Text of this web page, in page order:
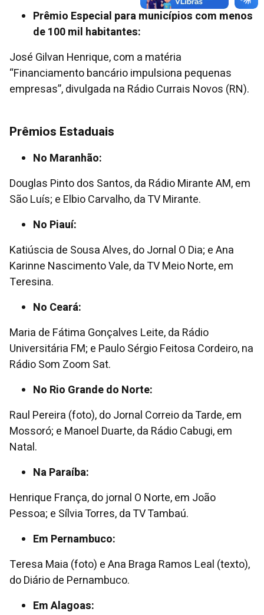
Prêmio Especial para municípios com menos
de 100 mil habitantes:
José Gilvan Henrique, com a matéria
“Financiamento bancário impulsiona pequenas
empresas”, divulgada na Rádio Currais Novos (RN).
Prêmios Estaduais
No Maranhão:
Douglas Pinto dos Santos, da Rádio Mirante AM, em
São Luís; e Elbio Carvalho, da TV Mirante.
No Piauí:
Katiúscia de Sousa Alves, do Jornal O Dia; e Ana
Karinne Nascimento Vale, da TV Meio Norte, em
Teresina.
No Ceará:
Maria de Fátima Gonçalves Leite, da Rádio
Universitária FM; e Paulo Sérgio Feitosa Cordeiro, na
Rádio Som Zoom Sat.
No Rio Grande do Norte:
Raul Pereira (foto), do Jornal Correio da Tarde, em
Mossoró; e Manoel Duarte, da Rádio Cabugi, em
Natal.
Na Paraíba:
Henrique França, do jornal O Norte, em João
Pessoa; e Sílvia Torres, da TV Tambaú.
Em Pernambuco:
Teresa Maia (foto) e Ana Braga Ramos Leal (texto),
do Diário de Pernambuco.
Em Alagoas: